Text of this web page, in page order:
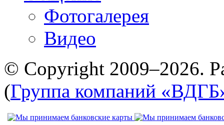
Фотогалерея
Видео
© Copyright 2009–2026.
(Группа компаний